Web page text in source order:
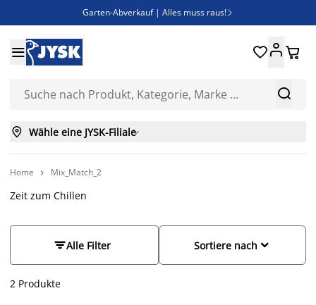
Garten-Abverkauf | Alles muss raus! 
Bist du Unternehmer? Entdecke JYSK-B2B
Esszimmerstuhl ADSLEV um nur 40€


 
 Wähle eine JYSK-Filiale
Home  Mix_Match_2
Zeit zum Chillen
Alle Filter 
Sortiere nach
2 Produkte